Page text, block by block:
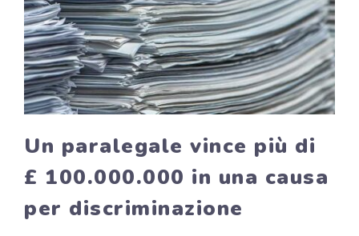
Un paralegale vince più di
£ 100.000.000 in una causa
per discriminazione